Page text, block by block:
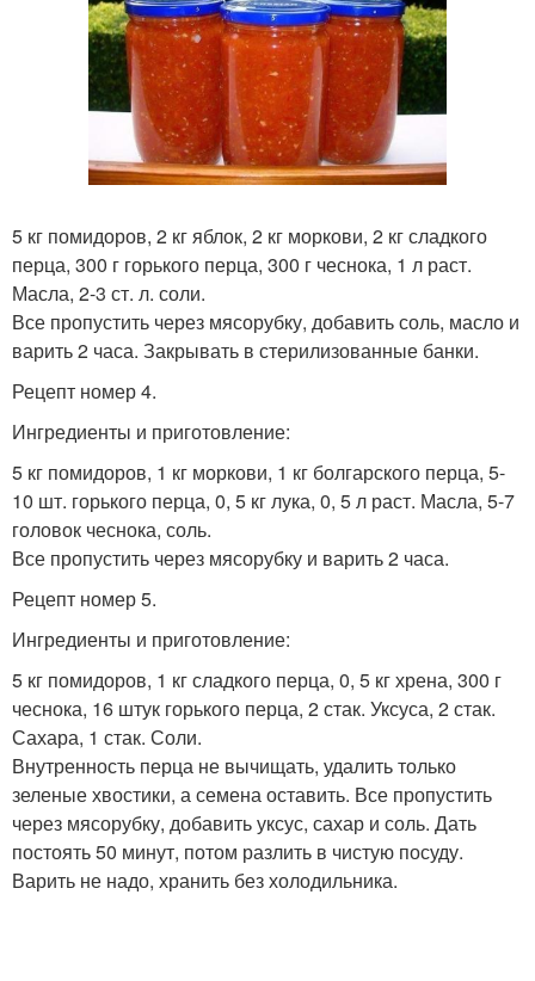
5 кг помидоров, 2 кг яблок, 2 кг моркови, 2 кг сладкого
перца, 300 г горького перца, 300 г чеснока, 1 л раст.
Масла, 2-3 ст. л. соли.
Все пропустить через мясорубку, добавить соль, масло и
варить 2 часа. Закрывать в стерилизованные банки.
Рецепт номер 4.
Ингредиенты и приготовление:
5 кг помидоров, 1 кг моркови, 1 кг болгарского перца, 5-
10 шт. горького перца, 0, 5 кг лука, 0, 5 л раст. Масла, 5-7
головок чеснока, соль.
Все пропустить через мясорубку и варить 2 часа.
Рецепт номер 5.
Ингредиенты и приготовление:
5 кг помидоров, 1 кг сладкого перца, 0, 5 кг хрена, 300 г
чеснока, 16 штук горького перца, 2 стак. Уксуса, 2 стак.
Сахара, 1 стак. Соли.
Внутренность перца не вычищать, удалить только
зеленые хвостики, а семена оставить. Все пропустить
через мясорубку, добавить уксус, сахар и соль. Дать
постоять 50 минут, потом разлить в чистую посуду.
Варить не надо, хранить без холодильника.